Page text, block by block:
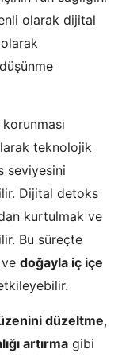
olarak dijital
korunması
teknolojik
seviyesini
Dijital detoks
kurtulmak ve
Bu süreçte
ve doğayla iç içe
düzeltme,
artırma gibi